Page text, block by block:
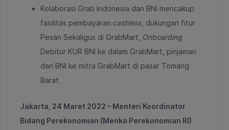
Kolaborasi Grab Indonesia dan BNI mencakup
fasilitas pembayaran cashless , dukungan fitur
Pesan Sekaligus di GrabMart, Onboarding
Debitur KUR BNI ke dalam GrabMart, pinjaman
dari BNI ke mitra GrabMart di pasar Tomang
Barat
Jakarta, 24 Maret 2022 – Menteri Koordinator
Bidang Perekonomian (Menko Perekonomian RI)